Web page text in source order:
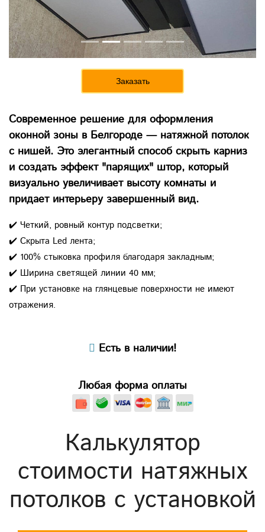
Заказать
Современное решение для оформления
оконной зоны в Белгороде — натяжной потолок
с нишей. Это элегантный способ скрыть карниз
и создать эффект "парящих" штор, который
визуально увеличивает высоту комнаты и
придает интерьеру завершенный вид.
✔️ Четкий, ровный контур подсветки;
✔️ Скрыта Led лента;
✔️ 100% стыковка профиля благодаря закладным;
✔️ Ширина светящей линии 40 мм;
✔️ При установке на глянцевые поверхности не имеют
отражения.
Есть в наличии!
Любая форма оплаты
Калькулятор
стоимости натяжных
потолков с установкой